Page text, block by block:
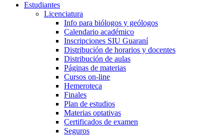
Estudiantes
Licenciatura
Info para biólogos y geólogos
Calendario académico
Inscripciones SIU Guaraní
Distribución de horarios y docentes
Distribución de aulas
Páginas de materias
Cursos on-line
Hemeroteca
Finales
Plan de estudios
Materias optativas
Certificados de examen
Seguros